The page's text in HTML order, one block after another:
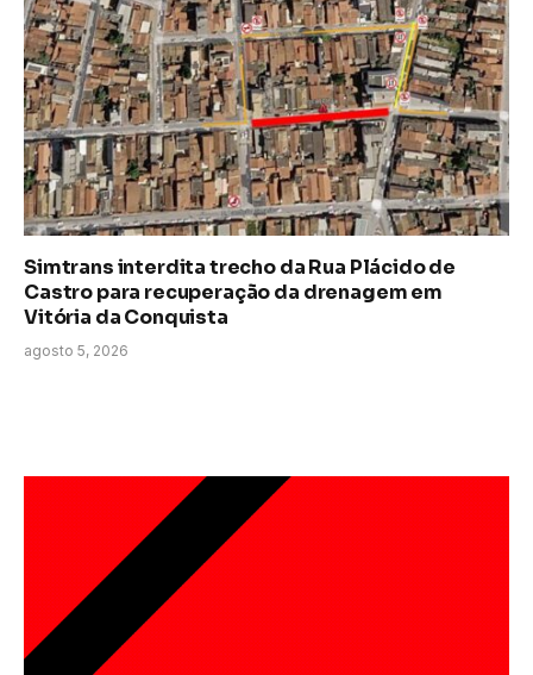
Simtrans interdita trecho da Rua Plácido de
Castro para recuperação da drenagem em
Vitória da Conquista
agosto 5, 2026